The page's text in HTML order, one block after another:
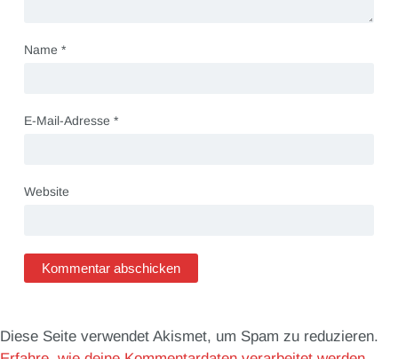
Name *
E-Mail-Adresse *
Website
Diese Seite verwendet Akismet, um Spam zu reduzieren.